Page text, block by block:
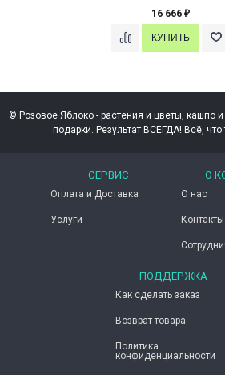
16 666 ₽
© Розовое Яблоко - растения и цветы, кашпо
подарки. Результат ВСЕГДА! Всё, что
СЕРВИС
Оплата и Доставка
Услуги
О
О нас
Контакты
ПОДДЕРЖКА
Как сделать заказ
Возврат товара
Политика
конфиденциальности